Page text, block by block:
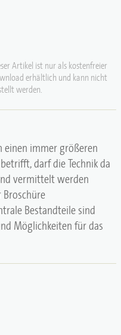
Artikel ist nur als kostenfreier
erhältlich und kann nicht
werden.
einen immer größeren
darf die Technik da
vermittelt werden
Bestandteile sind
Möglichkeiten für das